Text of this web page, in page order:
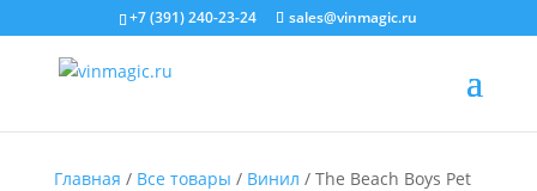
+7 (391) 240-23-24 sales@vinmagic.ru
Главная / Все товары / Винил / The Beach Boys Pet